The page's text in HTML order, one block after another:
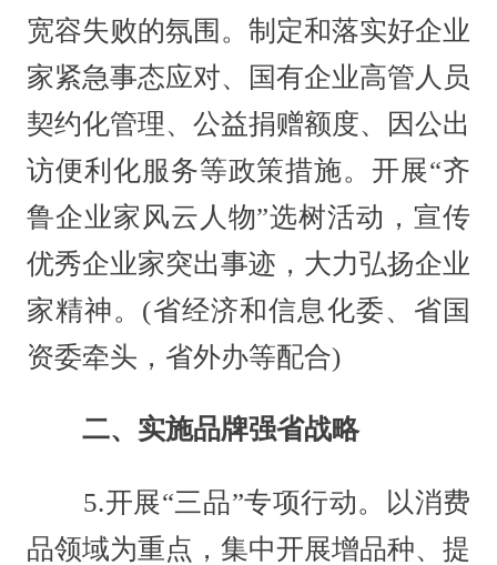
宽容失败的氛围。制定和落实好企业
家紧急事态应对、国有企业高管人员
契约化管理、公益捐赠额度、因公出
访便利化服务等政策措施。开展“齐
鲁企业家风云人物”选树活动，宣传
优秀企业家突出事迹，大力弘扬企业
家精神。(省经济和信息化委、省国
资委牵头，省外办等配合)
二、实施品牌强省战略
5.开展“三品”专项行动。以消费
品领域为重点，集中开展增品种、提